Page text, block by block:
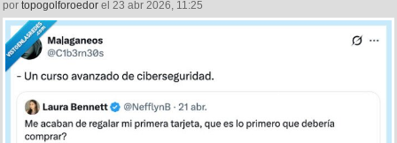
por topogolforoedor el 23 abr 2026, 11:25